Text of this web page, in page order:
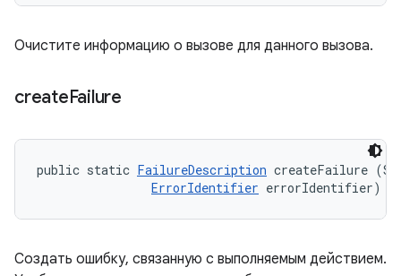
Очистите информацию о вызове для данного вызова.
createFailure
public static FailureDescription createFailure
ErrorIdentifier errorIdentifier)
Создать ошибку, связанную с выполняемым действием.